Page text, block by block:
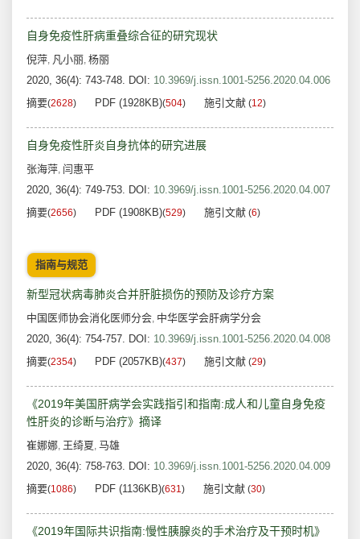
自身免疫性肝病重叠综合征的研究现状
倪萍, 凡小丽, 杨丽
2020, 36(4): 743-748. DOI: 10.3969/j.issn.1001-5256.2020.04.006
摘要(2628) PDF (1928KB)(504) 施引文献 (12)
自身免疫性肝炎自身抗体的研究进展
张海萍, 闫惠平
2020, 36(4): 749-753. DOI: 10.3969/j.issn.1001-5256.2020.04.007
摘要(2656) PDF (1908KB)(529) 施引文献 (6)
指南与规范
新型冠状病毒肺炎合并肝脏损伤的预防及诊疗方案
中国医师协会消化医师分会, 中华医学会肝病学分会
2020, 36(4): 754-757. DOI: 10.3969/j.issn.1001-5256.2020.04.008
摘要(2354) PDF (2057KB)(437) 施引文献 (29)
《2019年美国肝病学会实践指引和指南:成人和儿童自身免疫
性肝炎的诊断与治疗》摘译
崔娜娜, 王绮夏, 马雄
2020, 36(4): 758-763. DOI: 10.3969/j.issn.1001-5256.2020.04.009
摘要(1086) PDF (1136KB)(631) 施引文献 (30)
《2019年国际共识指南:慢性胰腺炎的手术治疗及干预时机》